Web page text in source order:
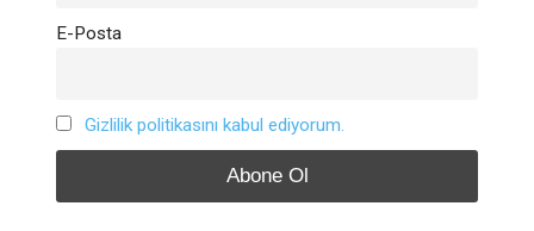
E-Posta
Gizlilik politikasını kabul ediyorum.